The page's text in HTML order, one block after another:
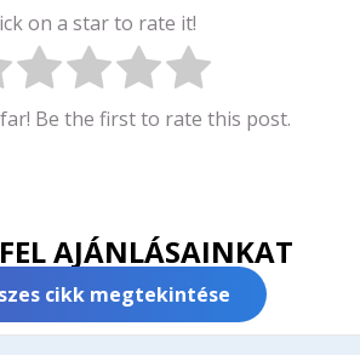
on a star to rate it!
Be the first to rate this post.
AJÁNLÁSAINKAT
cikk megtekintése